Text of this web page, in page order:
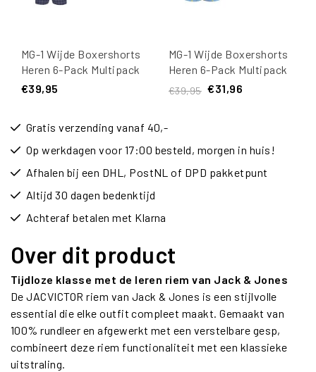
MG-1 Wijde Boxershorts
Heren 6-Pack Multipack
D905
€39,95
MG-1 Wijde Boxershorts
Heren 6-Pack Multipack
D515
€39,95 €31,96
Gratis verzending vanaf 40,-
Op werkdagen voor 17:00 besteld, morgen in huis!
Afhalen bij een DHL, PostNL of DPD pakketpunt
Altijd 30 dagen bedenktijd
Achteraf betalen met Klarna
Over dit product
Tijdloze klasse met de leren riem van Jack & Jones
De JACVICTOR riem van Jack & Jones is een stijlvolle
essential die elke outfit compleet maakt. Gemaakt van
100% rundleer en afgewerkt met een verstelbare gesp,
combineert deze riem functionaliteit met een klassieke
uitstraling.